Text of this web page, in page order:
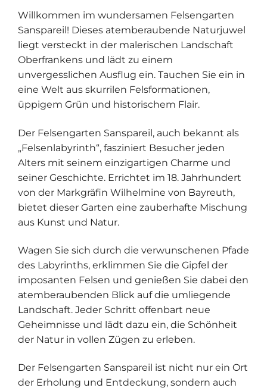
Willkommen im wundersamen Felsengarten
Sanspareil! Dieses atemberaubende Naturjuwel
liegt versteckt in der malerischen Landschaft
Oberfrankens und lädt zu einem
unvergesslichen Ausflug ein. Tauchen Sie ein in
eine Welt aus skurrilen Felsformationen,
üppigem Grün und historischem Flair.
Der Felsengarten Sanspareil, auch bekannt als
„Felsenlabyrinth“, fasziniert Besucher jeden
Alters mit seinem einzigartigen Charme und
seiner Geschichte. Errichtet im 18. Jahrhundert
von der Markgräfin Wilhelmine von Bayreuth,
bietet dieser Garten eine zauberhafte Mischung
aus Kunst und Natur.
Wagen Sie sich durch die verwunschenen Pfade
des Labyrinths, erklimmen Sie die Gipfel der
imposanten Felsen und genießen Sie dabei den
atemberaubenden Blick auf die umliegende
Landschaft. Jeder Schritt offenbart neue
Geheimnisse und lädt dazu ein, die Schönheit
der Natur in vollen Zügen zu erleben.
Der Felsengarten Sanspareil ist nicht nur ein Ort
der Erholung und Entdeckung, sondern auch